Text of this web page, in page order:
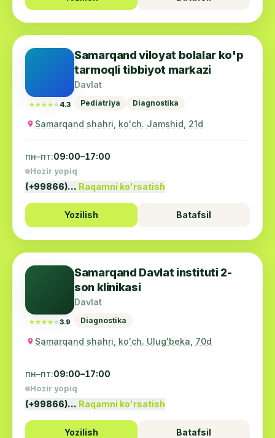
★★★★★
★★★★★ 4.3
Samarqand viloyat bolalar ko'p
tarmoqli tibbiyot markazi
Davlat
Pediatriya Diagnostika
Samarqand shahri, ko'ch. Jamshid, 21d
пн–пт:09:00–17:00
Hozir yopiq
(+99866)… Raqamni ko'rsatish
Yozilish Batafsil
★★★★★
★★★★★3.9
Samarqand Davlat instituti 2-
son klinikasi
Davlat
Diagnostika
Samarqand shahri, ko'ch. Ulug'beka, 70d
пн–пт:09:00–17:00
Hozir yopiq
(+99866)… Raqamni ko'rsatish
Yozilish Batafsil